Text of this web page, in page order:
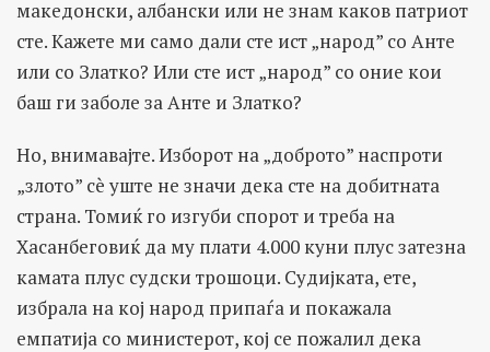
македонски, албански или не знам каков патриот
сте. Кажете ми само дали сте ист „народ” со Анте
или со Златко? Или сте ист „народ” со оние кои
баш ги заболе за Анте и Златко?
Но, внимавајте. Изборот на „доброто” наспроти
„злото” сè уште не значи дека сте на добитната
страна. Томиќ го изгуби спорот и треба на
Хасанбеговиќ да му плати 4.000 куни плус затезна
камата плус судски трошоци. Судијката, ете,
избрала на кој народ припаѓа и покажала
емпатија со министерот, кој се пожалил дека